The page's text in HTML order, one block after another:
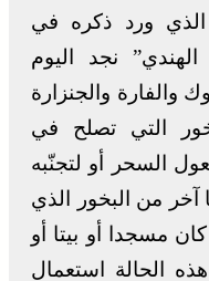
الذي ورد ذكره في
نجد اليوم
والفارة والجنزارة
التي تصلح في
السحر أو لتجنّبه
آخر من البخور الذي
مسجدا أو بيتا أو
الحالة استعمال